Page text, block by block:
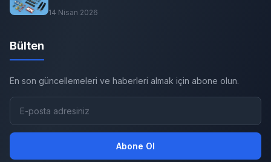
14 Nisan 2026
Bülten
En son güncellemeleri ve haberleri almak için abone olun.
Abone Ol